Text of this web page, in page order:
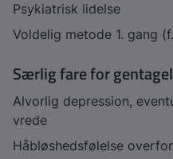
Psykiatrisk lidelse
Voldelig metode 1. gang
Særlig fare for
Alvorlig depression,
vrede
Håbløshedsfølelse